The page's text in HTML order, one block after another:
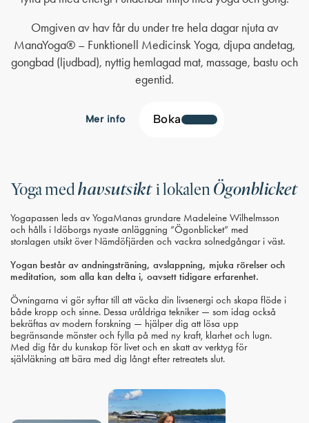
Omgiven av hav får du under tre hela dagar njuta av
ManaYoga® – Funktionell Medicinsk Yoga, djupa andetag,
gongbad (ljudbad), nyttig hemlagad mat, massage, bastu och
egentid.
Mer info Boka
Yoga medhavsutsikti lokalenÖgonblicket
Yogapassen leds av YogaManas grundare Madeleine Wilhelmsson
och hålls i Idöborgs nyaste anläggning ”Ögonblicket” med
storslagen utsikt över Nämdöfjärden och vackra solnedgångar i väst.
Yogan består av andningsträning, avslappning, mjuka rörelser och
meditation, som alla kan delta i, oavsett tidigare erfarenhet.
Övningarna vi gör syftar till att väcka din livsenergi och skapa flöde i
både kropp och sinne. Dessa uråldriga tekniker — som idag också
bekräftas av modern forskning — hjälper dig att lösa upp
begränsande mönster och fylla på med ny kraft, klarhet och lugn.
Med dig får du kunskap för livet och en skatt av verktyg för
självläkning att bära med dig långt efter retreatets slut.